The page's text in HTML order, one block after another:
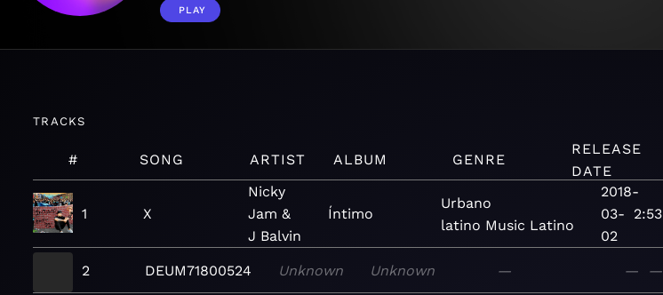
PLAY
TRACKS
# SONG ARTIST ALBUM GENRE
RELEASE
DATE
1 X
Nicky
Jam &
J Balvin
Íntimo
Urbano
latino Music Latino
2018-
03-
02
2:53
2 DEUM71800524 Unknown Unknown — — —